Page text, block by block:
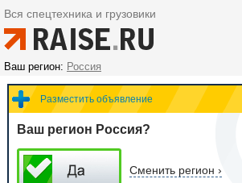
Вся спецтехника и грузовики
Ваш регион: Россия
Разместить объявление
Ваш регион Россия?
Сменить регион ›